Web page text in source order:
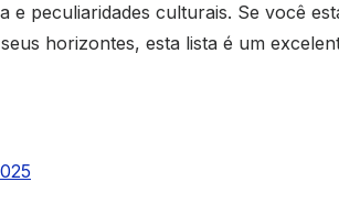
e peculiaridades culturais. Se você
horizontes, esta lista é um